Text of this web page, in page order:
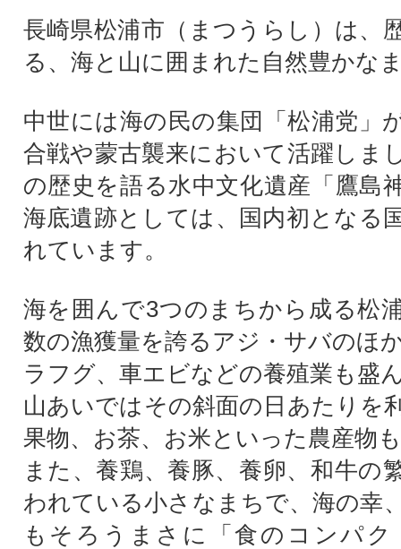
長崎県松浦市（まつうらし）は、
る、海と山に囲まれた自然豊かな
中世には海の民の集団「松浦党」
合戦や蒙古襲来において活躍しま
の歴史を語る水中文化遺産「鷹島
海底遺跡としては、国内初となる
れています。
海を囲んで3つのまちから成る松
数の漁獲量を誇るアジ・サバのほ
ラフグ、車エビなどの養殖業も盛
山あいではその斜面の日あたりを
果物、お茶、お米といった農産物
また、養鶏、養豚、養卵、和牛の
われている小さなまちで、海の幸
もそろうまさに「食のコンパ